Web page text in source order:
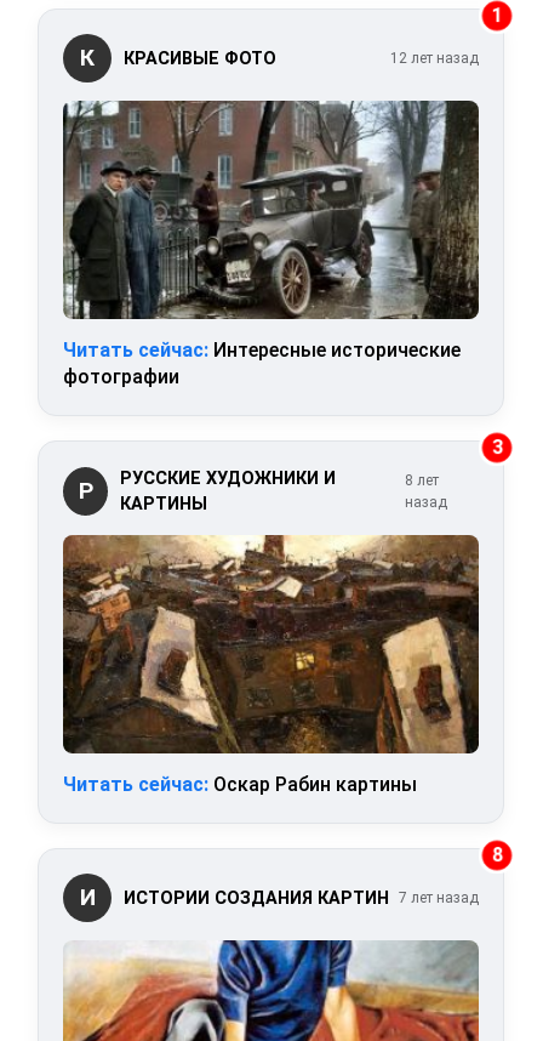
1
К КРАСИВЫЕ ФОТО 12 лет назад
Читать сейчас: Интересные исторические
фотографии
3
Р
РУССКИЕ ХУДОЖНИКИ И
КАРТИНЫ
8 лет
назад
Читать сейчас: Оскар Рабин картины
8
И ИСТОРИИ СОЗДАНИЯ КАРТИН 7 лет назад